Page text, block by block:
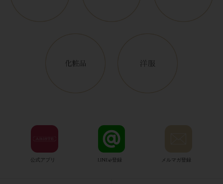
公式アプリ LINE@登録 メルマガ登録